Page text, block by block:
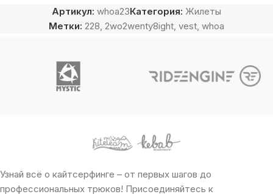
Артикул: whoa23Категория: Жилеты
Метки: 228 2wo2wenty8ight vest whoa
Узнай всё о кайтсерфинге – от первых шагов до
профессиональных трюков! Присоединяйтесь к